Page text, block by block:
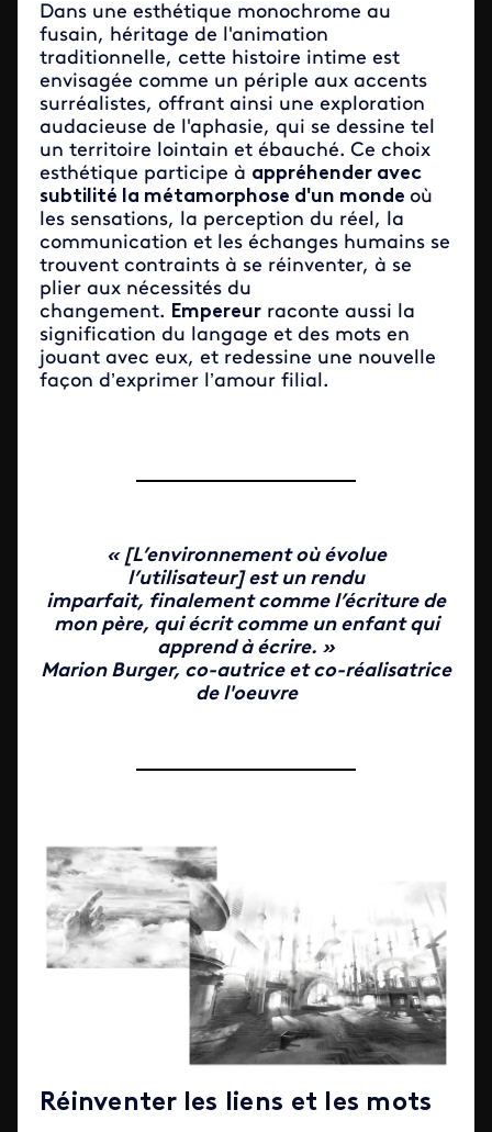
Dans une esthétique monochrome au
fusain, héritage de l'animation
traditionnelle, cette histoire intime est
envisagée comme un périple aux accents
surréalistes, offrant ainsi une exploration
audacieuse de l'aphasie, qui se dessine tel
un territoire lointain et ébauché. Ce choix
esthétique participe à appréhender avec
subtilité la métamorphose d'un monde où
les sensations, la perception du réel, la
communication et les échanges humains se
trouvent contraints à se réinventer, à se
plier aux nécessités du
changement. Empereur raconte aussi la
signification du langage et des mots en
jouant avec eux, et redessine une nouvelle
façon d’exprimer l’amour filial.
« [L’environnement où évolue
l’utilisateur] est un rendu
imparfait, finalement comme l’écriture de
mon père, qui écrit comme un enfant qui
apprend à écrire. »
Marion Burger, co-autrice et co-réalisatrice
de l'oeuvre
Réinventer les liens et les mots